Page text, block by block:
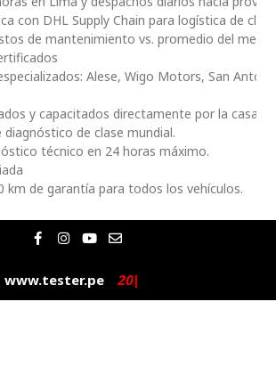
con DHL Supply Chain para logística de
de mantenimiento vs. promedio del
Alese, Wigo Motors, San
y capacitados directamente por la casa
diagnóstico de clase mundial.
técnico en 24 horas máximo.
km de garantía para todos los vehículos.
F
a
e
b
o
I
n
t
a
g
Y
o
t
u
b
E
n
e
l
o
www.tester.pe 025